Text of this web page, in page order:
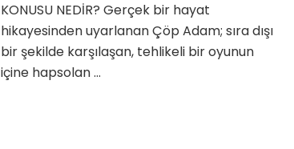
KONUSU NEDİR? Gerçek bir hayat
hikayesinden uyarlanan Çöp Adam; sıra dışı
bir şekilde karşılaşan, tehlikeli bir oyunun
içine hapsolan …